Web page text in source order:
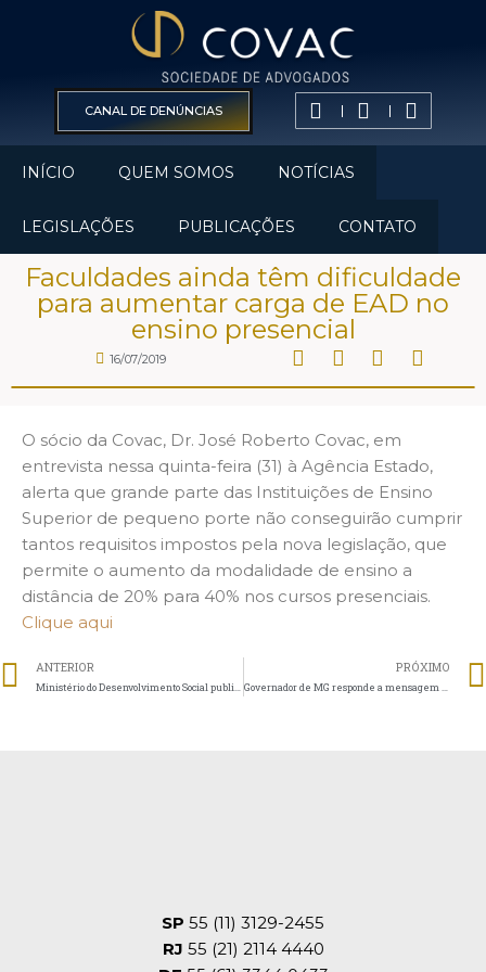
CANAL DE DENÚNCIAS
INÍCIO QUEM SOMOS NOTÍCIAS
LEGISLAÇÕES PUBLICAÇÕES CONTATO
Faculdades ainda têm dificuldade
para aumentar carga de EAD no
ensino presencial
16/07/2019
O sócio da Covac, Dr. José Roberto Covac, em
entrevista nessa quinta-feira (31) à Agência Estado,
alerta que grande parte das Instituições de Ensino
Superior de pequeno porte não conseguirão cumprir
tantos requisitos impostos pela nova legislação, que
permite o aumento da modalidade de ensino a
distância de 20% para 40% nos cursos presenciais.
Clique aqui
ANTERIOR PRÓXIMO
SP 55 (11) 3129-2455
RJ 55 (21) 2114 4440